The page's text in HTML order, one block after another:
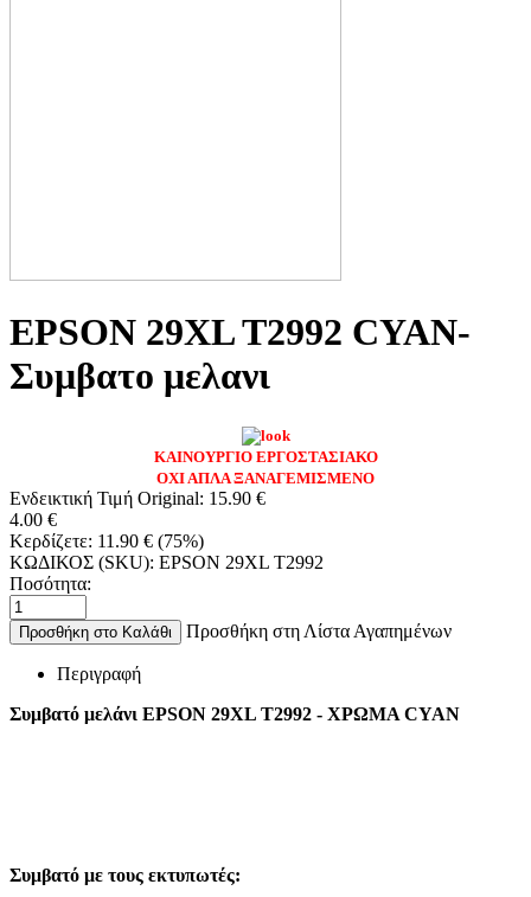
EPSON 29XL T2992 CYAN-
Συμβατο μελανι
ΚΑΙΝΟΥΡΓΙΟ ΕΡΓΟΣΤΑΣΙΑΚΟ
ΟΧΙ ΑΠΛΑ ΞΑΝΑΓΕΜΙΣΜΕΝΟ
Ενδεικτική Τιμή Original: 15.90 €
4.00 €
Κερδίζετε: 11.90 € (75%)
ΚΩΔΙΚΟΣ (SKU): EPSON 29XL T2992
Ποσότητα:
Προσθήκη στο Καλάθι Προσθήκη στη Λίστα Αγαπημένων
Περιγραφή
Συμβατό μελάνι EPSON 29XL T2992 - ΧΡΩΜΑ CYAN
Συμβατό με τους εκτυπωτές: